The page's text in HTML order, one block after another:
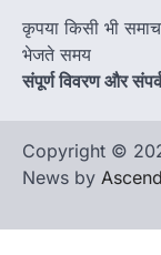
कृपया किसी भी
भेजते समय
संपूर्ण विवरण और
Copyright ©
News by